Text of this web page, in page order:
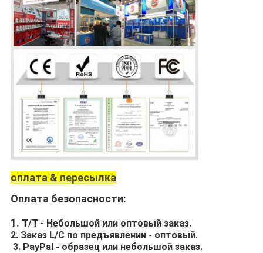
оплата & пересылка
Оплата безопасности:
1. T/T - Небольшой или оптовый заказ.
2. Заказ L/C по предъявлении - оптовый.
3. PayPal - образец или небольшой заказ.